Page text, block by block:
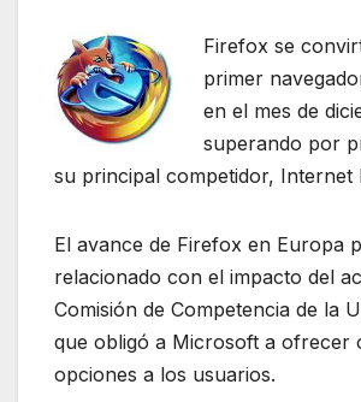
Firefox se
primer
en el mes de
superando por
su principal competidor, Internet
El avance de Firefox en Europa
relacionado con el impacto del
Comisión de Competencia de la
que obligó a Microsoft a ofrecer
opciones a los usuarios.